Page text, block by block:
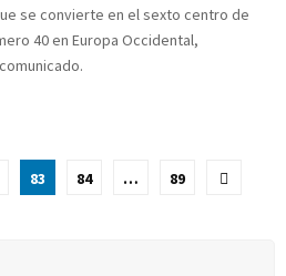
se convierte en el sexto centro de
40 en Europa Occidental,
83 84 … 89